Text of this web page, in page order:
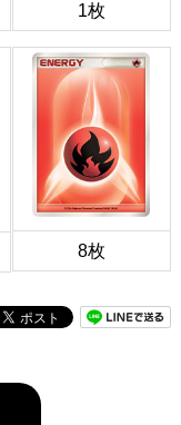
1枚
8枚